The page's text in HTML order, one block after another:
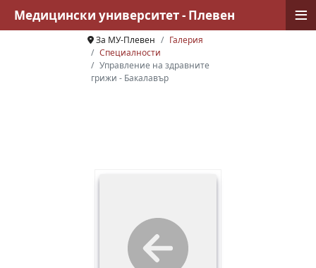
За МУ-Плевен
Галерия
Специалности
Управление на здравните
грижи - Бакалавър
Медицински университет - Плевен ≡